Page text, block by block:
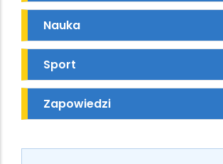
Nauka
Sport
Zapowiedzi